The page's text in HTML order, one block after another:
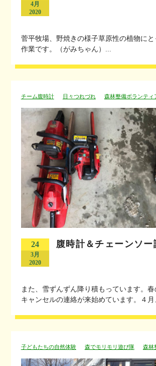
4月
2020
菅平牧場、野焼きの様子草原性の植物に
作業です。（がみちゃん）...
チーム腹時計 日々つれづれ 森林整備ボランティ
24
3月
2020
腹時計＆チェーンソー
また、雪ずんずん降り積もっています。春
キャンセルの連絡が来始めています。４月
子どもたちの自然体験 森でモリモリ遊び隊 森林